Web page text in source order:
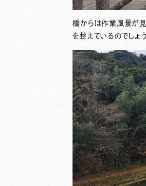
橋からは作業風景が見
を整えているのでしょう